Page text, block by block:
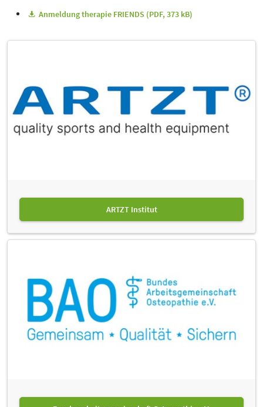
Anmeldung therapie FRIENDS (PDF, 373 kB)
ARTZT Institut